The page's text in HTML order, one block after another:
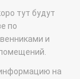
тут будут
по
и
на